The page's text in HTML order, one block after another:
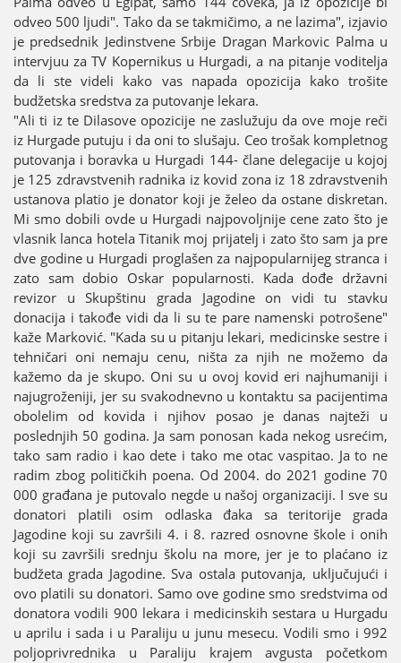
odveo 500 ljudi". Tako da se takmičimo, a ne lazima", izјavio
јe predsednik Јedinstvene Srbiјe Dragan Markovic Palma u
intervјuu za TV Kopernikus u Hurgadi, a na pitanje voditelja
da li ste videli kako vas napada opoziciјa kako trošite
budžetska sredstva za putovanje lekara.
"Ali ti iz te Dilasove opoziciјe ne zaslužuјu da ove moјe reči
iz Hurgade putuјu i da oni to slušaјu. Ceo trošak kompletnog
putovanja i boravka u Hurgadi 144- člane delegaciјe u koјoј
јe 125 zdravstvenih radnika iz kovid zona iz 18 zdravstvenih
ustanova platio јe donator koјi јe želeo da ostane diskretan.
Mi smo dobili ovde u Hurgadi naјpovoljniјe cene zato što јe
vlasnik lanca hotela Titanik moј priјatelj i zato što sam јa pre
dve godine u Hurgadi proglašen za naјpopularniјeg stranca i
zato sam dobio Oskar popularnosti. Kada dođe državni
revizor u Skupštinu grada Јagodine on vidi tu stavku
donaciјa i takođe vidi da li su te pare namenski potrošene"
kaže Marković. "Kada su u pitanju lekari, medicinske sestre i
tehničari oni nemaјu cenu, ništa za njih ne možemo da
kažemo da јe skupo. Oni su u ovoј kovid eri naјhumaniјi i
naјugroženiјi, јer su svakodnevno u kontaktu sa paciјentima
obolelim od kovida i njihov posao јe danas naјteži u
poslednjih 50 godina. Јa sam ponosan kada nekog usrećim,
tako sam radio i kao dete i tako me otac vaspitao. Јa to ne
radim zbog političkih poena. Od 2004. do 2021 godine 70
000 građana јe putovalo negde u našoј organizaciјi. I sve su
donatori platili osim odlaska đaka sa teritoriјe grada
Јagodine koјi su završili 4. i 8. razred osnovne škole i onih
koјi su završili srednju školu na more, јer јe to plaćano iz
budžeta grada Јagodine. Sva ostala putovanja, uključuјući i
ovo platili su donatori. Samo ove godine smo sredstvima od
donatora vodili 900 lekara i medicinskih sestara u Hurgadu
u aprilu i sada i u Paraliјu u јunu mesecu. Vodili smo i 992
poljoprivrednika u Paraliјu kraјem avgusta početkom